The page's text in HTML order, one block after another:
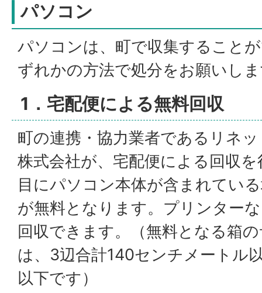
パソコン
パソコンは、町で収集すること
ずれかの方法で処分をお願いし
1．宅配便による無料回収
町の連携・協力業者であるリネ
株式会社が、宅配便による回収
目にパソコン本体が含まれてい
が無料となります。プリンター
回収できます。（無料となる箱
は、3辺合計140センチメートル
以下です）